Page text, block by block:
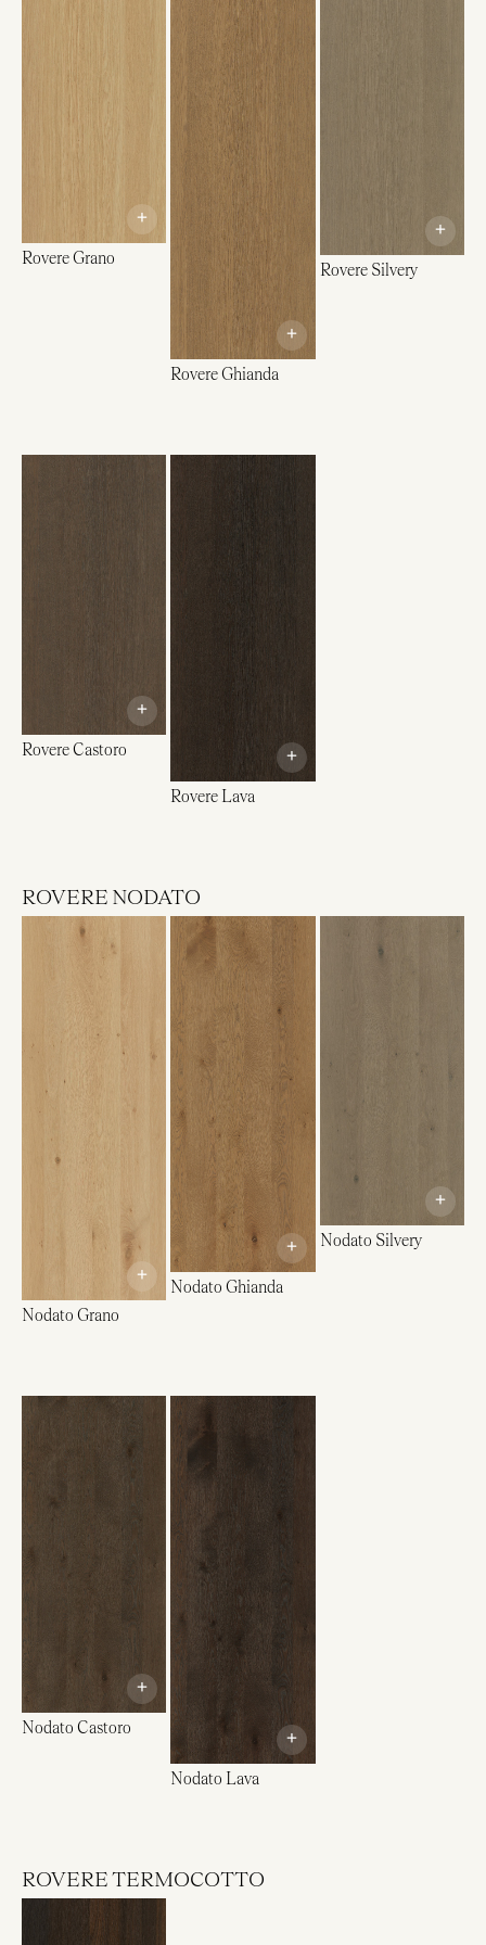
+
Rovere Grano
+
Rovere Ghianda
+
Rovere Silvery
+
Rovere Castoro +
Rovere Lava
ROVERE NODATO
+
Nodato Grano
+
Nodato Ghianda
+
Nodato Silvery
+
Nodato Castoro +
Nodato Lava
ROVERE TERMOCOTTO